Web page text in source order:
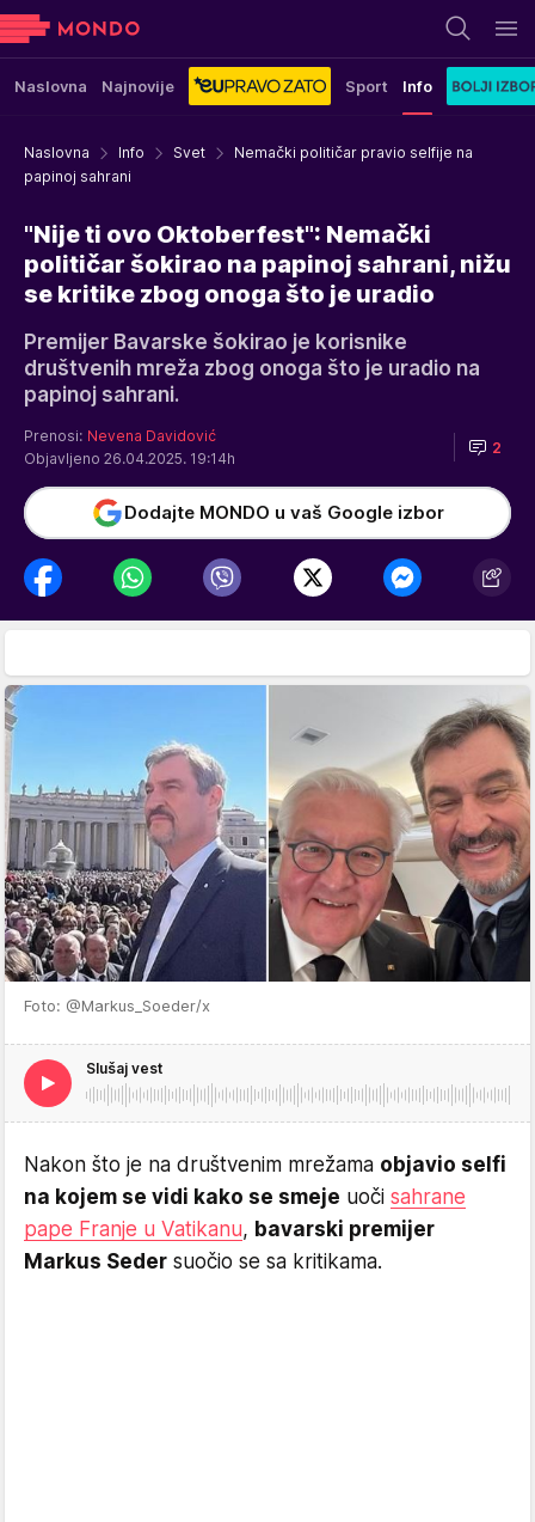
Naslovna Najnovije Sport Info
Naslovna Info Svet
Nemački političar pravio selfije na
papinoj sahrani
"Nije ti ovo Oktoberfest": Nemački
političar šokirao na papinoj sahrani, nižu
se kritike zbog onoga što je uradio
Premijer Bavarske šokirao je korisnike
društvenih mreža zbog onoga što je uradio na
papinoj sahrani.
Prenosi: Nevena Davidović
Objavljeno 26.04.2025. 19:14h
2
Dodajte MONDO u vaš Google izbor
Foto: @Markus_Soeder/x
Slušaj vest
Nakon što je na društvenim mrežama objavio selfi
na kojem se vidi kako se smeje uoči sahrane
pape Franje u Vatikanu, bavarski premijer
Markus Seder suočio se sa kritikama.